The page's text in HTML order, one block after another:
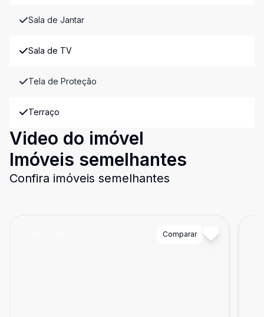
Sala de Jantar
Sala de TV
Tela de Proteção
Terraço
Video do imóvel
Imóveis semelhantes
Confira imóveis semelhantes
Comparar